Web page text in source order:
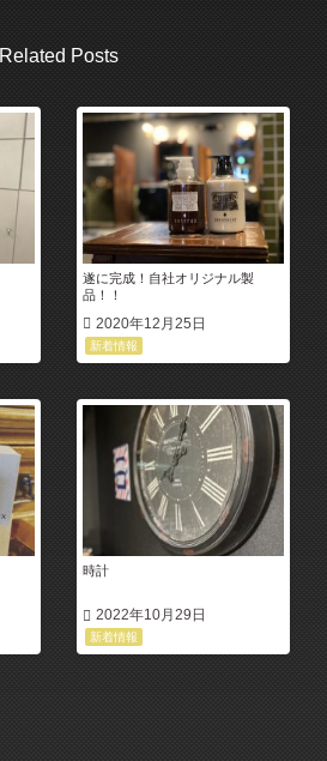
Related Posts
遂に完成！自社オリジナル製
品！！
2020年12月25日
新着情報
時計
2022年10月29日
新着情報